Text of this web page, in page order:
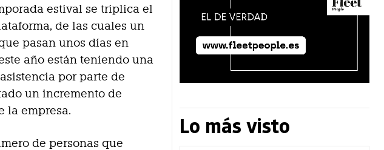
estival se triplica el
de las cuales un
pasan unos días en
año están teniendo una
por parte de
un incremento de
la empresa.
de personas que
Lo más visto